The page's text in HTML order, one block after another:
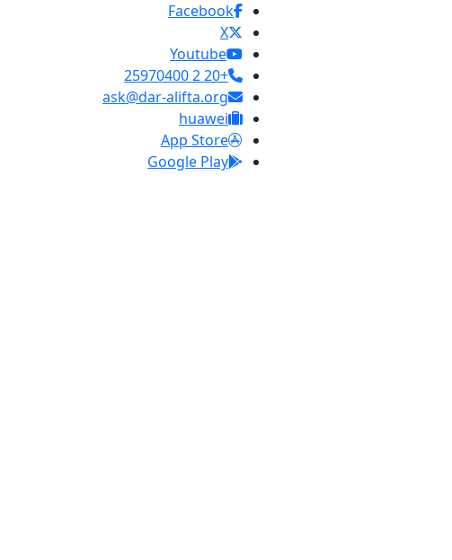
Facebook
X
Youtube
+20 2 25970400
ask@dar-alifta.org
huawei
App Store
Google Play